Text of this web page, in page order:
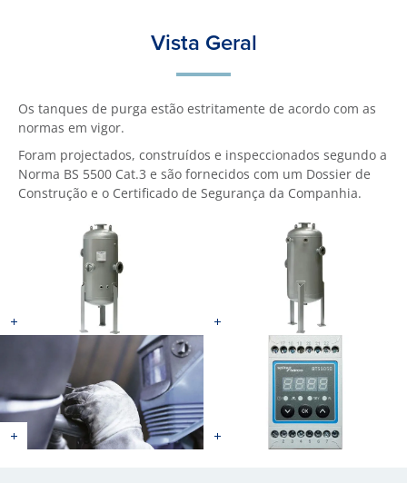
Vista Geral
Os tanques de purga estão estritamente de acordo com as
normas em vigor.
Foram projectados, construídos e inspeccionados segundo a
Norma BS 5500 Cat.3 e são fornecidos com um Dossier de
Construção e o Certificado de Segurança da Companhia.